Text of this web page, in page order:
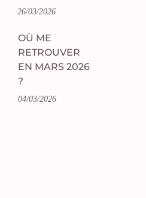
26/03/2026
OÙ ME
RETROUVER
EN MARS 2026
?
04/03/2026